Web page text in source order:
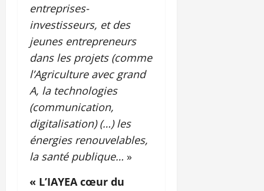
entreprises-
investisseurs, et des
jeunes entrepreneurs
dans les projets (comme
l’Agriculture avec grand
A, la technologies
(communication,
digitalisation) (…) les
énergies renouvelables,
la santé publique… »
« L’IAYEA cœur du